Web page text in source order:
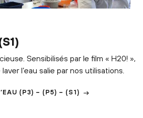
Sensibilisés par le film « H20! »,
l’eau salie par nos utilisations.
(P3) – (P5) – (S1)